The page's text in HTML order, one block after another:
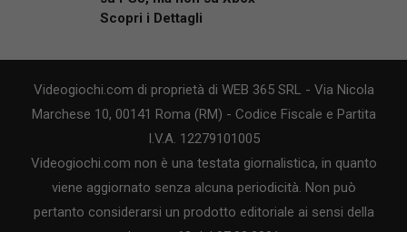
Scopri i Dettagli
Videogiochi.com di proprietà di WEB 365 SRL - Via Nicola
Marchese 10, 00141 Roma (RM) - Codice Fiscale e Partita
I.V.A. 12279101005
Videogiochi.com non è una testata giornalistica, in quanto
viene aggiornato senza alcuna periodicità. Non può
pertanto considerarsi un prodotto editoriale ai sensi della